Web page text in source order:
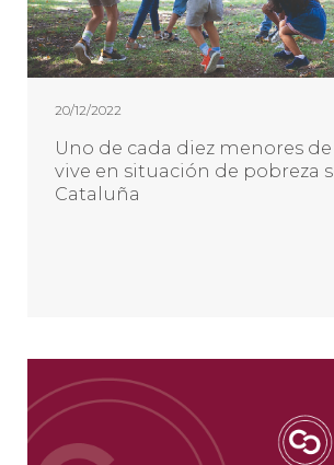
20/12/2022
Uno de cada diez menores de
vive en situación de pobreza
Cataluña